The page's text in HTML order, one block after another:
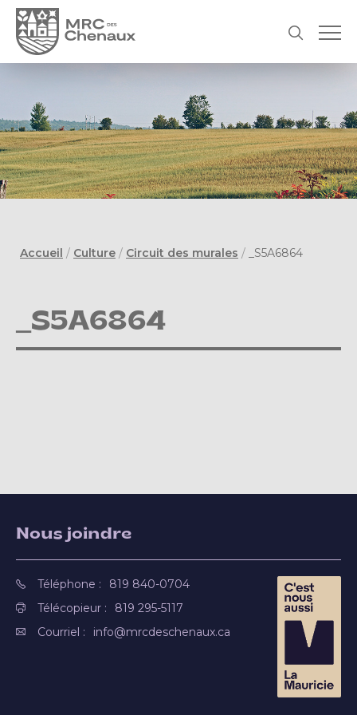
Accueil / Culture / Circuit des murales / _S5A6864
_S5A6864
Nous joindre
Téléphone :
819 840-0704
Télécopieur :
819 295-5117
Courriel :
info@mrcdeschenaux.ca